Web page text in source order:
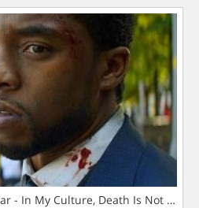
- In My Culture, Death Is Not The